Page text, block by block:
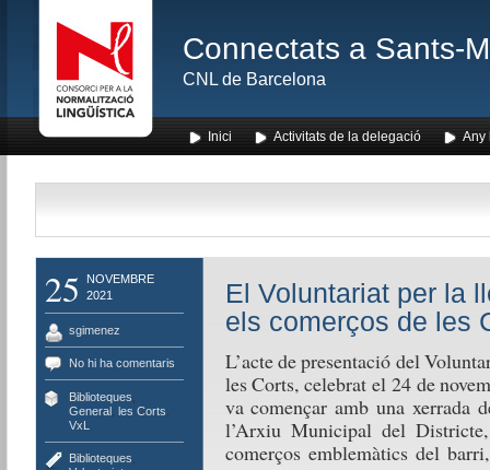
Connectats a Sants-
CNL de Barcelona
Inici Activitats de la delegació Any
25
NOVEMBRE
2021
sgimenez
No hi ha comentaris
Biblioteques
General, les Corts
VxL
Biblioteques
El Voluntariat per la
els comerços de les
L’acte de presentació del
les Corts, celebrat el 24 de
va començar amb una xerrada
l’Arxiu Municipal del
comerços emblemàtics del